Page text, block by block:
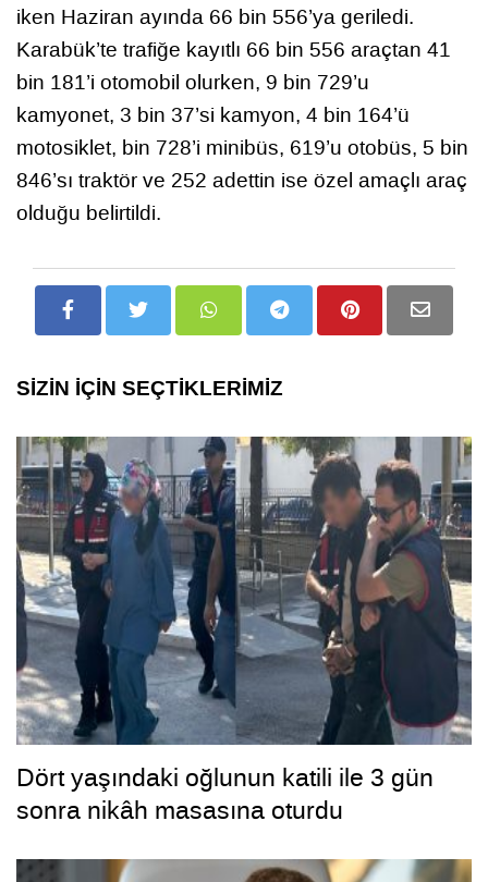
iken Haziran ayında 66 bin 556’ya geriledi.
Karabük’te trafiğe kayıtlı 66 bin 556 araçtan 41
bin 181’i otomobil olurken, 9 bin 729’u
kamyonet, 3 bin 37’si kamyon, 4 bin 164’ü
motosiklet, bin 728’i minibüs, 619’u otobüs, 5 bin
846’sı traktör ve 252 adettin ise özel amaçlı araç
olduğu belirtildi.
SİZİN İÇİN SEÇTİKLERİMİZ
Dört yaşındaki oğlunun katili ile 3 gün
sonra nikâh masasına oturdu